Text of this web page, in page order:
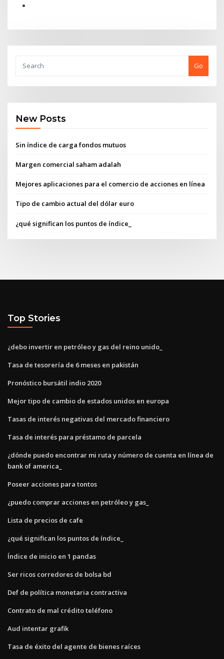
Go
New Posts
Sin índice de carga fondos mutuos
Margen comercial saham adalah
Mejores aplicaciones para el comercio de acciones en línea
Tipo de cambio actual del dólar euro
¿qué significan los puntos de índice_
Top Stories
¿debo invertir en petróleo y gas del reino unido_
Tasa de tesorería de 6 meses en pakistán
Pronóstico bursátil indio 2020
Mejor tipo de cambio de estados unidos en europa
Tasas de interés negativas del mercado financiero
Tasa de interés para préstamo de parcela
¿dónde puedo encontrar mi ruta y número de cuenta en línea de
bank of america_
Poseer acciones para tontos
¿puedo comprar acciones en petróleo y gas_
Lista de precios de cafe
¿qué significan los puntos de índice_
Índice de inicio en 1 pandas
Ser ricos corredores de bolsa bd
Def de política monetaria contractiva
Contrato de mal crédito teléfono
Aud intentar grafik
Tasa de éxito del agente de bienes raíces